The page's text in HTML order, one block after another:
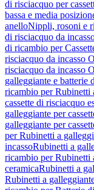
di risciacquo per
bassa e media
anelloNippli, rosoni e
di risciacquo da
di ricambio per
risciacquo da incasso
risciacquo da incasso
galleggiante e batterie
ricambio per Rubinetti
cassette di risciacquo
galleggiante per
galleggiante per
per Rubinetti a
incassoRubinetti a
ricambio per Rubinetti
ceramicaRubinetti a
Rubinetti a